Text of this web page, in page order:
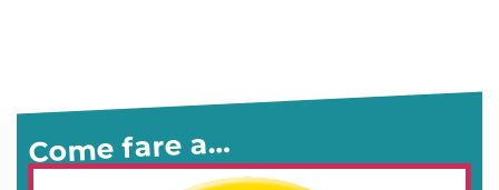
Come fare a…